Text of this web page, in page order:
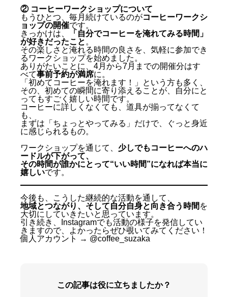
② コーヒーワークショップについて
もうひとつ、毎月続けているのがコーヒーワークシ
ョップの開催です。
きっかけは、
「自分でコーヒーを淹れてみる時間」
が好きだったこと 。
その楽しさと淹れる時間の良さを、気軽に参加でき
るワークショップを始めました。
ありがたいことに、4月から7月までの開催分はす
べて事前予約が満席に。
「初めてコーヒーを淹れます！」という方も多く、
その、初めての瞬間に寄り添えることが、自分にと
ってもすごく嬉しい時間です。
コーヒーに詳しくなくても、道具が揃ってなくて
も、
まずは「ちょっとやってみる」だけで、ぐっと身近
に感じられるもの。
ワークショップを通じて、 少しでもコーヒーへのハ
ードルが下がって、
その時間が誰かにとって“いい時間”になれば本当に
嬉しいです。
今後も、こうした継続的な活動を通して、
地域とつながり、そして自分自身と向き合う時間 を
大切にしていきたいと思っています。
引き続き、Instagramでも活動の様子を発信してい
きますので、よかったらぜひ覗いてみてください！
個人アカウント → @coffee_suzaka
この記事は役に立ちましたか？
① 子ども食堂のボランティアについて
② コーヒーワークショップについて